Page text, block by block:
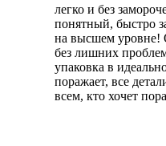
легко и без
понятный, быстро
на высшем уровне!
без лишних
упаковка в
поражает, все
всем, кто хочет